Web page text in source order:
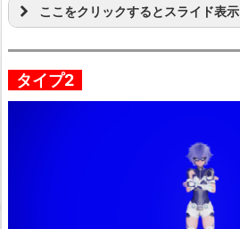
ここをクリックするとスライド表示
タイプ2